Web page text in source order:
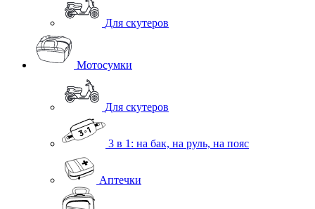
Для скутеров
Мотосумки
Для скутеров
3 в 1: на бак, на руль, на пояс
Аптечки